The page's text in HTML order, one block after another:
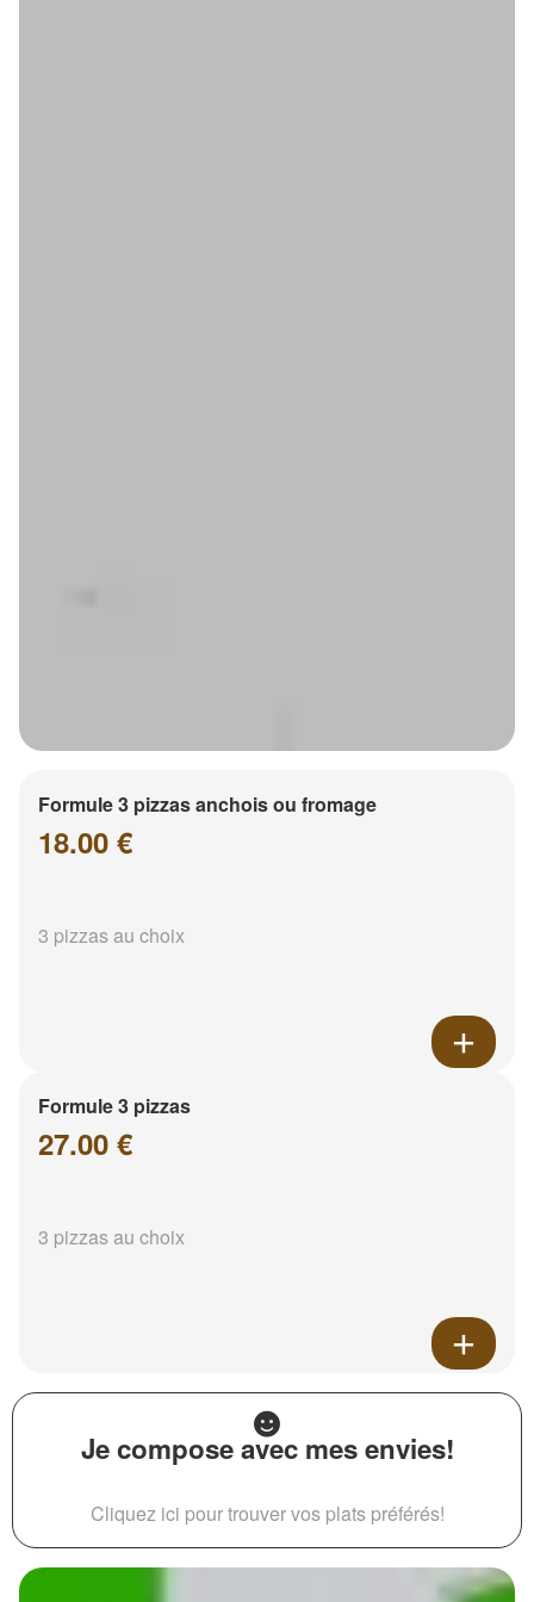
Formule 3 pizzas anchois ou fromage
18.00 €
3 pizzas au choix
Formule 3 pizzas
27.00 €
3 pizzas au choix
Je compose avec mes envies!
Cliquez ici pour trouver vos plats préférés!